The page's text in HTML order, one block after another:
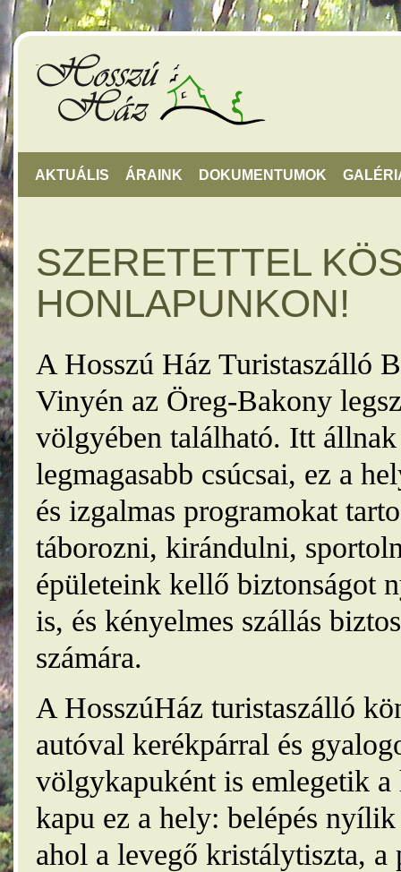
AKTUÁLIS ÁRAINK DOKUMENTUMOK
SZERETETTEL
HONLAPUNKON!
A Hosszú Ház Turistaszálló
Vinyén az Öreg-Bakony
völgyében található. Itt
legmagasabb csúcsai, ez a
és izgalmas programokat
táborozni, kirándulni,
épületeink kellő biztonságot
is, és kényelmes szállás
számára.
A HosszúHáz turistaszálló
autóval kerékpárral és
völgykapuként is emlegetik
kapu ez a hely: belépés
ahol a levegő kristálytiszta, a